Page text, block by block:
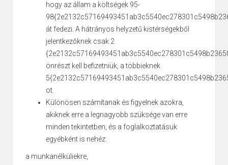
hogy az állam a költségek 95-
át fedezi. A hátrányos helyzetű kistérségekből
jelentkezőknek csak 2
önrészt kell befizetniük, a többieknek
ot.
Különösen számítanak és figyelnek azokra,
akiknek erre a legnagyobb szüksége van erre
minden tekintetben, és a foglalkoztatásuk
egyébként is nehéz:
a munkanélküliekre,